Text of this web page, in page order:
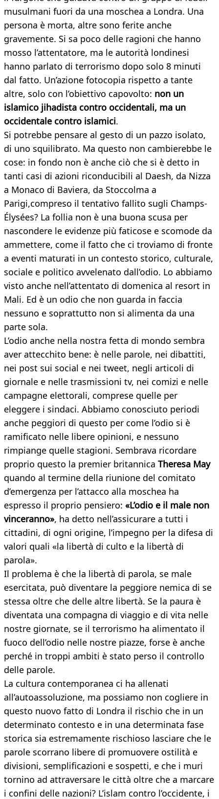
musulmani fuori da una moschea a Londra. Una
persona è morta, altre sono ferite anche
gravemente. Si sa poco delle ragioni che hanno
mosso l’attentatore, ma le autorità londinesi
hanno parlato di terrorismo dopo solo 8 minuti
dal fatto. Un’azione fotocopia rispetto a tante
altre, solo con l’obiettivo capovolto: non un
islamico jihadista contro occidentali, ma un
occidentale contro islamici.
Si potrebbe pensare al gesto di un pazzo isolato,
di uno squilibrato. Ma questo non cambierebbe le
cose: in fondo non è anche ciò che si è detto in
tanti casi di azioni riconducibili al Daesh, da Nizza
a Monaco di Baviera, da Stoccolma a
Parigi,compreso il tentativo fallito sugli Champs-
Élysées? La follia non è una buona scusa per
nascondere le evidenze più faticose e scomode da
ammettere, come il fatto che ci troviamo di fronte
a eventi maturati in un contesto storico, culturale,
sociale e politico avvelenato dall’odio. Lo abbiamo
visto anche nell’attentato di domenica al resort in
Mali. Ed è un odio che non guarda in faccia
nessuno e soprattutto non si alimenta da una
parte sola.
L’odio anche nella nostra fetta di mondo sembra
aver attecchito bene: è nelle parole, nei dibattiti,
nei post sui social e nei tweet, negli articoli di
giornale e nelle trasmissioni tv, nei comizi e nelle
campagne elettorali, comprese quelle per
eleggere i sindaci. Abbiamo conosciuto periodi
anche peggiori di questo per come l’odio si è
ramificato nelle libere opinioni, e nessuno
rimpiange quelle stagioni. Sembrava ricordare
proprio questo la premier britannica Theresa May
quando al termine della riunione del comitato
d’emergenza per l’attacco alla moschea ha
espresso il proprio pensiero: «L’odio e il male non
vinceranno», ha detto nell’assicurare a tutti i
cittadini, di ogni origine, l’impegno per la difesa di
valori quali «la libertà di culto e la libertà di
parola».
Il problema è che la libertà di parola, se male
esercitata, può diventare la peggiore nemica di se
stessa oltre che delle altre libertà. Se la paura è
diventata una compagna di viaggio e di vita nelle
nostre giornate, se il terrorismo ha alimentato il
fuoco dell’odio nelle nostre piazze, forse è anche
perché in troppi ambiti è stato perso il controllo
delle parole.
La cultura contemporanea ci ha allenati
all’autoassoluzione, ma possiamo non cogliere in
questo nuovo fatto di Londra il rischio che in un
determinato contesto e in una determinata fase
storica sia estremamente rischioso lasciare che le
parole scorrano libere di promuovere ostilità e
divisioni, semplificazioni e sospetti, e che i muri
tornino ad attraversare le città oltre che a marcare
i confini delle nazioni? L’islam contro l’occidente, i